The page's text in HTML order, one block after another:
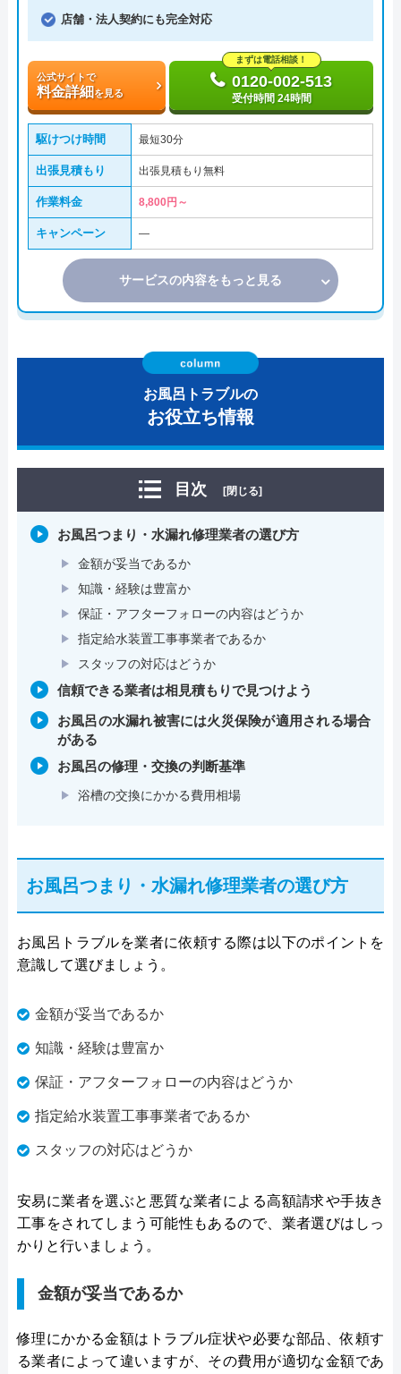
店舗・法人契約にも完全対応
公式サイトで
料金詳細を見る
まずは電話相談！
0120-002-513
受付時間 24時間
駆けつけ時間 最短30分
出張見積もり 出張見積もり無料
作業料金 8,800円～
キャンペーン ―
サービスの内容をもっと見る
お風呂トラブルの
お役立ち情報
目次 [閉じる]
お風呂つまり・水漏れ修理業者の選び方
金額が妥当であるか
知識・経験は豊富か
保証・アフターフォローの内容はどうか
指定給水装置工事事業者であるか
スタッフの対応はどうか
信頼できる業者は相見積もりで見つけよう
お風呂の水漏れ被害には火災保険が適用される場合
がある
お風呂の修理・交換の判断基準
浴槽の交換にかかる費用相場
お風呂つまり・水漏れ修理業者の選び方
お風呂トラブルを業者に依頼する際は以下のポイントを
意識して選びましょう。
金額が妥当であるか
知識・経験は豊富か
保証・アフターフォローの内容はどうか
指定給水装置工事事業者であるか
スタッフの対応はどうか
安易に業者を選ぶと悪質な業者による高額請求や手抜き
工事をされてしまう可能性もあるので、業者選びはしっ
かりと行いましょう。
金額が妥当であるか
修理にかかる金額はトラブル症状や必要な部品、依頼す
る業者によって違いますが、その費用が適切な金額であ